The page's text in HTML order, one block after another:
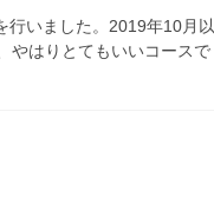
行いました。2019年10月以
やはりとてもいいコースで